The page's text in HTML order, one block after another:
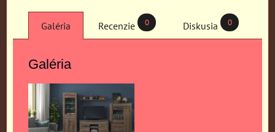
Galéria Recenzie 0 Diskusia 0
Galéria